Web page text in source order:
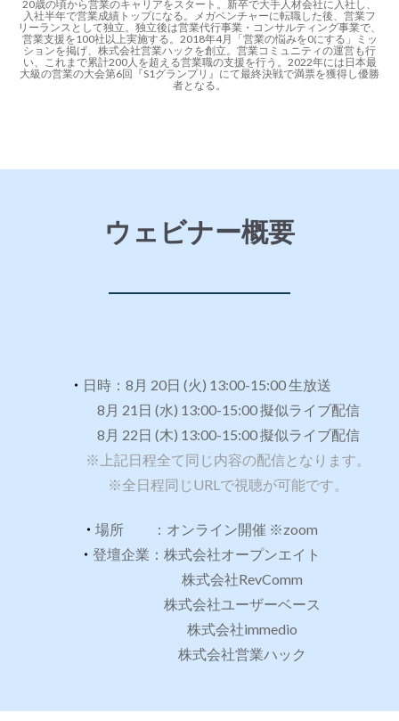
20歳の頃から営業のキャリアをスタート。新卒で大手人材会社に入社し、
入社半年で営業成績トップになる。メガベンチャーに転職した後、営業フ
リーランスとして独立。独立後は営業代行事業・コンサルティング事業で、
営業支援を100社以上実施する。2018年4月「営業の悩みを0にする」ミッ
ションを掲げ、株式会社営業ハックを創立。営業コミュニティの運営も行
い、これまで累計200人を超える営業職の支援を行う。2022年には日本最
大級の営業の大会第6回『S1グランプリ』にて最終決戦で満票を獲得し優勝
者となる。
ウェビナー概要
・ 日時：8月 20日 (火) 13:00-15:00 生放送
8月 21日 (水) 13:00-15:00 擬似ライブ配信
8月 22日 (木) 13:00-15:00 擬似ライブ配信
※上記日程全て同じ内容の配信となります。
※全日程同じURLで視聴が可能です。
・ 場所 ：オンライン開催 ※zoom
・ 登壇企業：株式会社オープンエイト
株式会社RevComm
株式会社ユーザーベース
株式会社immedio
株式会社営業ハック